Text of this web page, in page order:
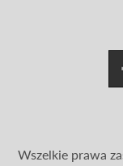
Wszelkie prawa